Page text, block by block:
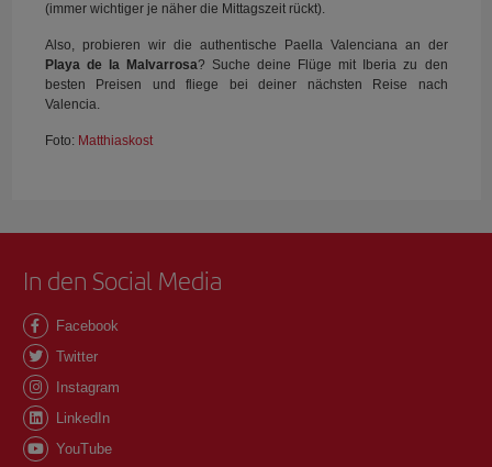
(immer wichtiger je näher die Mittagszeit rückt).
Also, probieren wir die authentische Paella Valenciana an der
Playa de la Malvarrosa? Suche deine Flüge mit Iberia zu den
besten Preisen und fliege bei deiner nächsten Reise nach
Valencia.
Foto: Matthiaskost
In den Social Media
Facebook
Twitter
Instagram
LinkedIn
YouTube